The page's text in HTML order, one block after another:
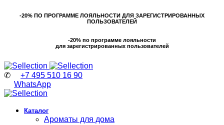
-20% ПО ПРОГРАММЕ ЛОЯЛЬНОСТИ ДЛЯ ЗАРЕГИСТРИРОВАННЫХ
ПОЛЬЗОВАТЕЛЕЙ
-20% по программе лояльности
для зарегистрированных пользователей
✆ +7 495 510 16 90
WhatsApp
Каталог
Ароматы для дома